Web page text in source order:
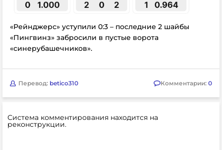
«Рейнджерс» уступили 0:3 – последние 2 шайбы
«Пингвинз» забросили в пустые ворота
«синерубашечников».
Перевод: betico310 Комментарии: 0
Система комментирования находится на
реконструкции.